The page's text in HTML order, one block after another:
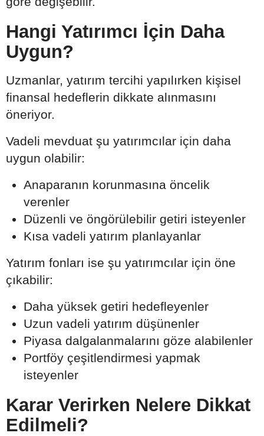
Hangi Yatırımcı İçin Daha
Uygun?
Uzmanlar, yatırım tercihi yapılırken kişisel
finansal hedeflerin dikkate alınmasını
öneriyor.
Vadeli mevduat şu yatırımcılar için daha
uygun olabilir:
Anaparanın korunmasına öncelik
verenler
Düzenli ve öngörülebilir getiri isteyenler
Kısa vadeli yatırım planlayanlar
Yatırım fonları ise şu yatırımcılar için öne
çıkabilir:
Daha yüksek getiri hedefleyenler
Uzun vadeli yatırım düşünenler
Piyasa dalgalanmalarını göze alabilenler
Portföy çeşitlendirmesi yapmak
isteyenler
Karar Verirken Nelere Dikkat
Edilmeli?